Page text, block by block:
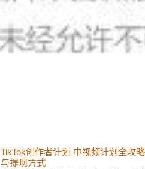
TikTok创作者计划 中视频计划全攻
与提现方式